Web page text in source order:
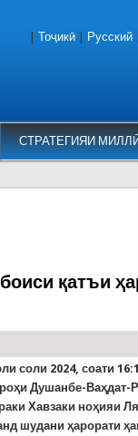
СТРАТЕГИЯИ
Тоҷикӣ Русский
қатъи
соли 2024, соати
Душанбе-Ваҳдат-
Хавзаки ноҳияи
шудани ҳарорати